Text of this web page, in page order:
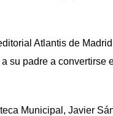
Atlantis de
su padre a convertirse
Municipal, Javier